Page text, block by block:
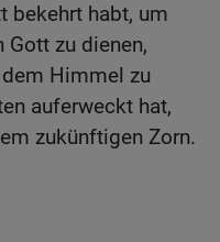
bekehrt habt, um
Gott zu dienen,
Himmel zu
auferweckt hat,
zukünftigen Zorn.